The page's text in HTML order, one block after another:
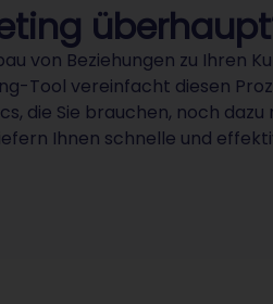
von Beziehungen zu Ihren
Tool vereinfacht diesen
die Sie brauchen, noch
Ihnen schnelle und